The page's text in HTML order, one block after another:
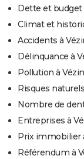
Dette et budget
Climat et
Accidents à
Délinquance à
Pollution à
Risques
Nombre de
Entreprises à
Prix immobilier
Référendum à